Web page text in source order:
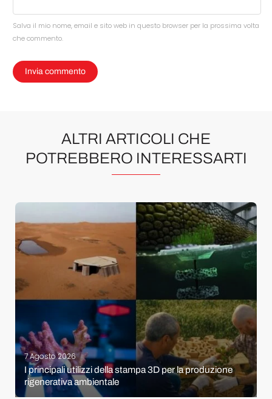
Salva il mio nome, email e sito web in questo browser per la prossima volta
che commento.
ALTRI ARTICOLI CHE
POTREBBERO INTERESSARTI
7 Agosto 2026
I principali utilizzi della stampa 3D per la produzione
rigenerativa ambientale